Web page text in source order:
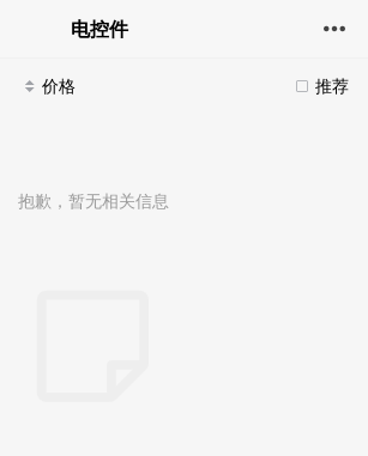
电控件
推荐
价格
抱歉，暂无相关信息